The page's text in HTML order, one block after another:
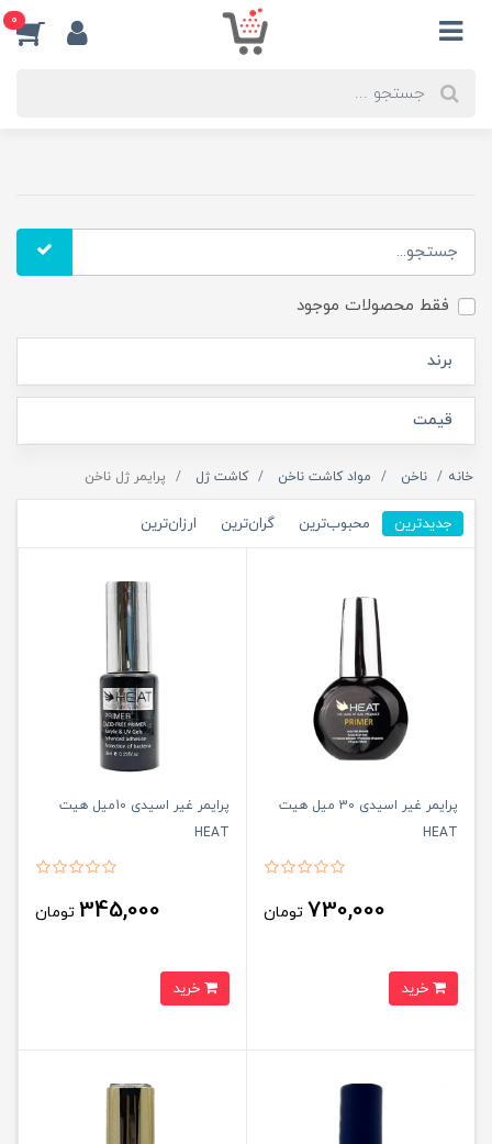
0
فقط محصولات موجود
برند
قیمت
خانه ناخن مواد کاشت ناخن کاشت ژل پرایمر ژل ناخن
جدیدترین محبوب‌ترین گران‌ترین ارزان‌ترین
پرایمر غیر اسیدی 30 میل هیت
HEAT
730,000 تومان
پرایمر غیر اسیدی 10میل هیت
HEAT
345,000 تومان